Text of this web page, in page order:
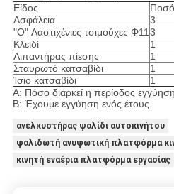
Είδος
Ασφάλεια
3
"O" Λαστιχένιες τσιμούχες Φ113
Κλειδί
1
Λιπαντήρας πίεσης
1
Σταυρωτό κατσαβίδι
1
Ίσιο κατσαβίδι
1
A: Πόσο διαρκεί η περίοδος
B: Έχουμε εγγύηση ενός έτους.
ανελκυστήρας ψαλίδι αυτοκινήτου
ψαλιδωτή ανυψωτική πλατφόρμα
κινητή εναέρια πλατφόρμα εργασίας